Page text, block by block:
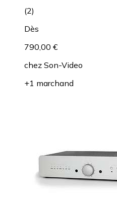
(2)
Dès
790,00 €
chez Son-Video
+1 marchand